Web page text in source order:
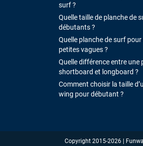
surf ?
Quelle taille de planche de
débutants ?
Quelle planche de surf
petites vagues ?
Quelle différence entre une
shortboard et longboard ?
Comment choisir la taille
wing pour débutant ?
Copyright 2015-2026 |